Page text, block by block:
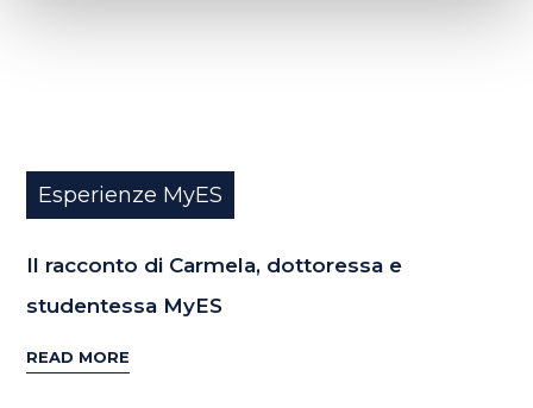
Esperienze MyES
Il racconto di Carmela, dottoressa e
studentessa MyES
READ MORE